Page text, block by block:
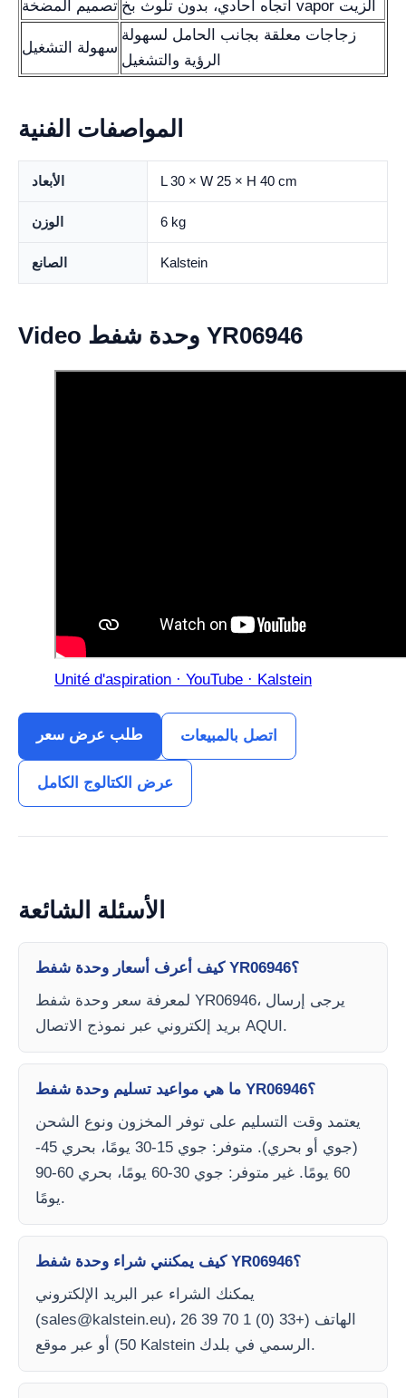
تصميم المضخة
اتجاه أحادي، بدون تلوث بخ vapor الزيت
سهولة التشغيل
زجاجات معلقة بجانب الحامل لسهولة
الرؤية والتشغيل
المواصفات الفنية
الأبعاد L 30 × W 25 × H 40 cm
الوزن 6 kg
الصانع Kalstein
Video وحدة شفط YR06946
Unité d'aspiration · YouTube · Kalstein
طلب عرض سعر اتصل بالمبيعات
عرض الكتالوج الكامل
الأسئلة الشائعة
كيف أعرف أسعار وحدة شفط YR06946؟
لمعرفة سعر وحدة شفط YR06946، يرجى إرسال
بريد إلكتروني عبر نموذج الاتصال AQUI.
ما هي مواعيد تسليم وحدة شفط YR06946؟
يعتمد وقت التسليم على توفر المخزون ونوع الشحن
(جوي أو بحري). متوفر: جوي 15-30 يومًا، بحري 45-
60 يومًا. غير متوفر: جوي 30-60 يومًا، بحري 60-90
يومًا.
كيف يمكنني شراء وحدة شفط YR06946؟
يمكنك الشراء عبر البريد الإلكتروني
(sales@kalstein.eu)، الهاتف (+33 (0) 1 70 39 26
50) أو عبر موقع Kalstein الرسمي في بلدك.